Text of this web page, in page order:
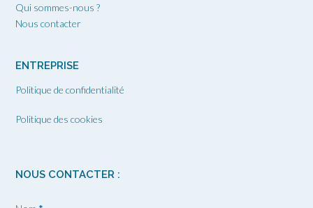
Qui sommes-nous ?
Nous contacter
ENTREPRISE
Politique de confidentialité
Politique des cookies
NOUS CONTACTER :